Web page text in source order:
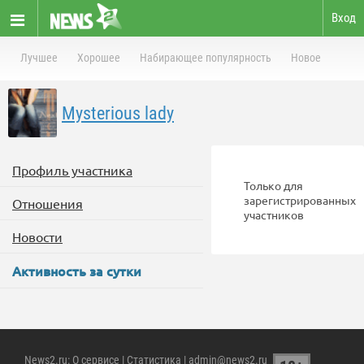
Вход
Лучшее Хорошее Набирающее популярность Новое
Mysterious lady
Профиль участника
Отношения
Новости
Активность за сутки
Только для
зарегистрированных
участников
News2.ru: О сервисе | Статистика | admin@news2.ru